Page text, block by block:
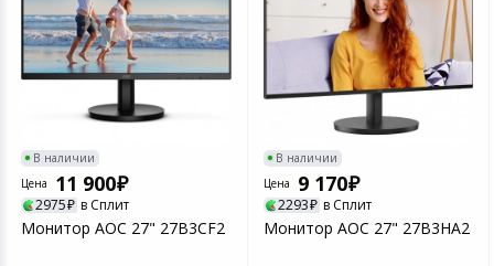
В наличии
Цена
11 900
2975 в Сплит
Монитор AOC 27" 27B3CF2
В наличии
Цена
9 170
2293 в Сплит
Монитор AOC 27" 27B3HA2